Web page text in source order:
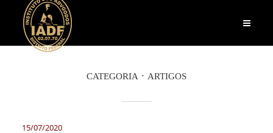
CATEGORIA ARTIGOS
15/07/2020